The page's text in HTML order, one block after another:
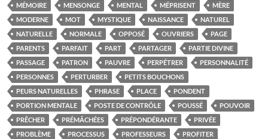
MÉMOIRE
MENSONGE MENTAL MÉPRISENT
MÈRE
MODERNE
MOT MYSTIQUE NAISSANCE
NATUREL
NATURELLE
NORMALE OPPOSÉ OUVRIERS
PAGE
PARENTS
PARFAIT PART PARTAGER
PARTIE DIVINE
PASSAGE
PATRON PAUVRE PERPÉTRER
PERSONNALITÉ
PERSONNES
PERTURBER
PETITS BOUCHONS
PEURS NATURELLES
PHRASE PLACE
PONDENT
PORTION MENTALE
POSTE DE CONTRÔLE POUSSÉ
POUVOIR
PRÊCHER
PRÉMÂCHÉES PRÉPONDÉRANTE
PRIVÉE
PROBLÈME
PROCESSUS PROFESSEURS
PROFITER